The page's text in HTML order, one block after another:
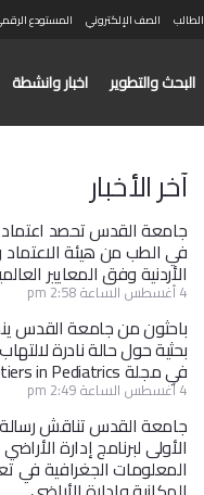
الطالب الصف الإلكتروني المستودع
البحث والتطوير اخبار وانشطة
آخر الأخبار
جامعة القدس تحصد اعتماد
في الطب من هيئة
الأردنية وفق المعايير
4 أغسطس الساعة 2:58 pm
باحثون من جامعة القدس
بحثية حول حالة نادرة
في مجلة Frontiers in Pediatrics
4 أغسطس الساعة 2:49 pm
جامعة القدس تناقش رسالة
الأولى لبرنامج إدارة
المعلومات الجغرافية في